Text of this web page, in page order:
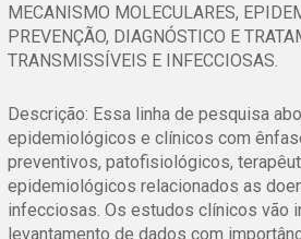
MECANISMO MOLECULARES,
PREVENÇÃO, DIAGNÓSTICO E
TRANSMISSÍVEIS E INFECCIOSAS.
Descrição: Essa linha de pesquisa
epidemiológicos e clínicos com
preventivos, patofisiológicos,
epidemiológicos relacionados as
infecciosas. Os estudos clínicos vão
levantamento de dados com